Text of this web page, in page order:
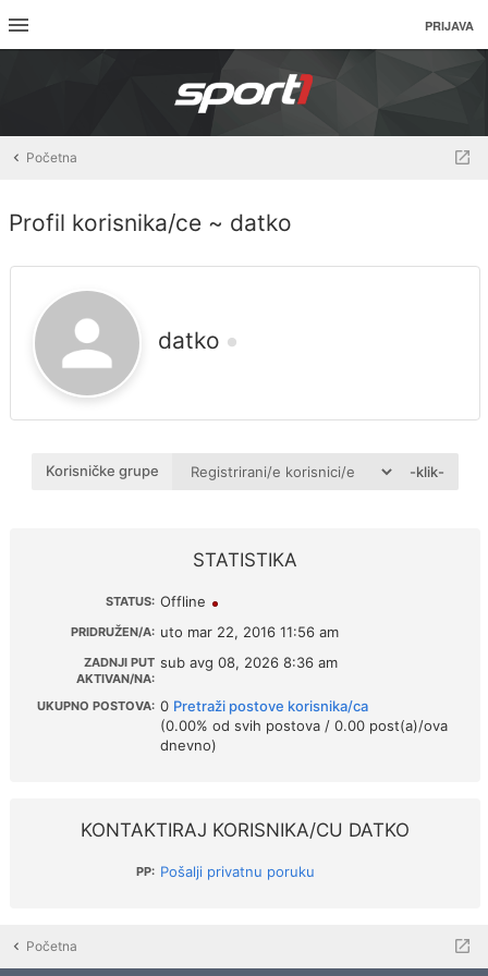
PRIJAVA
Početna
Profil korisnika/ce ~ datko
datko
Korisničke grupe -klik-
STATISTIKA
STATUS: Offline
PRIDRUŽEN/A: uto mar 22, 2016 11:56 am
ZADNJI PUT
AKTIVAN/NA:
sub avg 08, 2026 8:36 am
UKUPNO POSTOVA: 0 Pretraži postove korisnika/ca
(0.00% od svih postova / 0.00 post(a)/ova
dnevno)
KONTAKTIRAJ KORISNIKA/CU DATKO
PP: Pošalji privatnu poruku
Početna